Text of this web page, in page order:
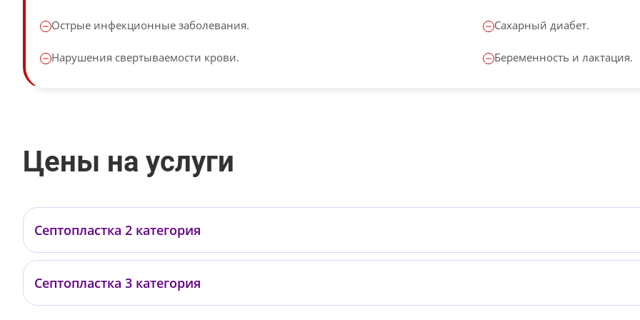
Острые инфекционные заболевания. Сахарный диабет.
Нарушения свертываемости крови. Беременность и лактация.
Цены на услуги
Септопластка 2 категория
Даминов Р.О.
Септопластка 3 категория